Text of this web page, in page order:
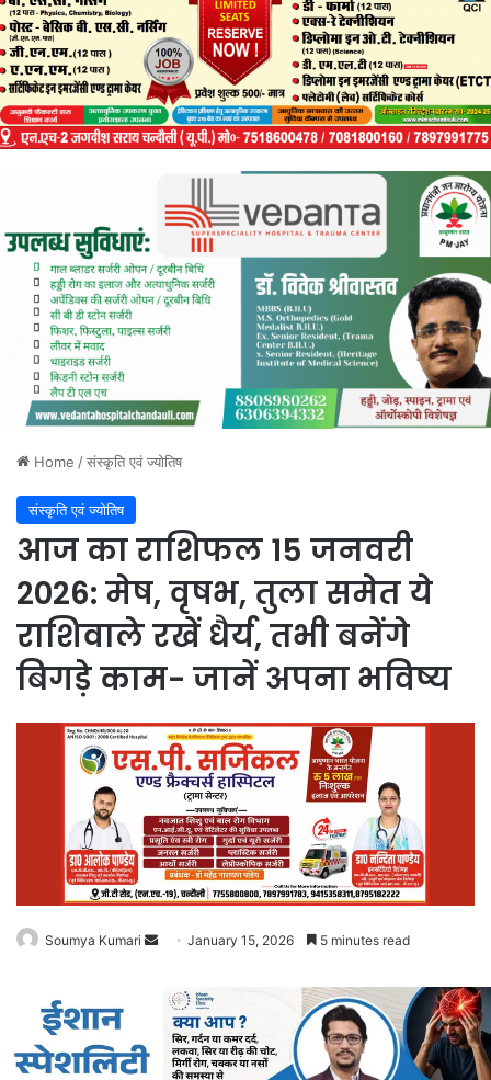
Home /संस्कृति एवं ज्योतिष
संस्कृति एवं ज्योतिष
आज का राशिफल 15 जनवरी
2026: मेष, वृषभ, तुला समेत ये
राशिवाले रखें धैर्य, तभी बनेंगे
बिगड़े काम- जानें अपना भविष्य
Soumya Kumari
Send
email
January 15, 2026 5 minutes read